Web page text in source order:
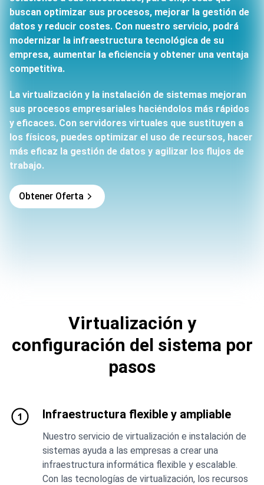
buscan optimizar sus procesos, mejorar la gestión de
datos y reducir costes. Con nuestro servicio, podrá
modernizar la infraestructura tecnológica de su
empresa, aumentar la eficiencia y obtener una ventaja
competitiva.
La virtualización y la instalación de sistemas mejoran
sus procesos empresariales haciéndolos más rápidos
y eficaces. Con servidores virtuales que sustituyen a
los físicos, puedes optimizar el uso de recursos, hacer
más eficaz la gestión de datos y agilizar los flujos de
trabajo.
Obtener Oferta
Virtualización y
configuración del sistema por
pasos
Infraestructura flexible y ampliable
Nuestro servicio de virtualización e instalación de
sistemas ayuda a las empresas a crear una
infraestructura informática flexible y escalable.
Con las tecnologías de virtualización, los recursos